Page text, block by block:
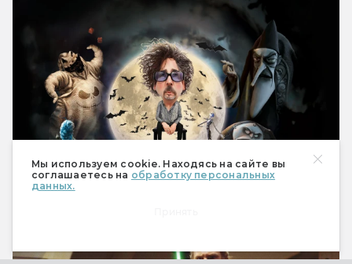
Мы используем cookie. Находясь на сайте вы
соглашаетесь на обработку персональных
данных.
Почему Тим Бёртон снимает странные
фильмы